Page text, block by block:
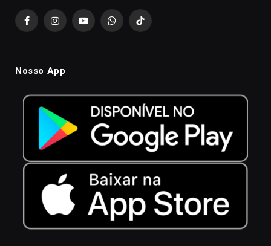
FacebookInstagramYouTubeWhatsAppTikTok
Nosso App